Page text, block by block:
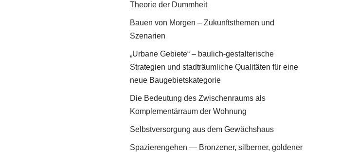
Theorie der Dummheit
Bauen von Morgen – Zukunftsthemen und
Szenarien
„Urbane Gebiete“ – baulich-gestalterische
Strategien und stadträumliche Qualitäten für eine
neue Baugebietskategorie
Die Bedeutung des Zwischenraums als
Komplementärraum der Wohnung
Selbstversorgung aus dem Gewächshaus
Spazierengehen — Bronzener, silberner, goldener